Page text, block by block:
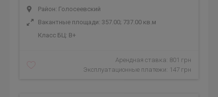
Район: Голосеевский
Вакантные площади: 357.00; 737.00 кв.м
Класс БЦ: B+
Арендная ставка: 801 грн
Эксплуатационные платежи: 147 грн